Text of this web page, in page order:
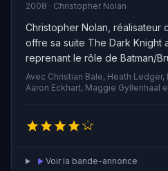
2008 · Christopher Nolan
Christopher Nolan, réalisateur
offre sa suite The Dark Knight
reprenant le rôle de Batman/
soutien du Lieutenant de
Procureur Harvey Dent, notre
définitivement toutes les
Gotham. Cette coopération
ce qu'un nouveau criminel de
apparition, surnommé "Le
dans le chaos. Heath Ledger
Avec Christian Bale, Heath
Aaron Eckhart, Maggie Gyllenhaal
Voir la bande-annonce